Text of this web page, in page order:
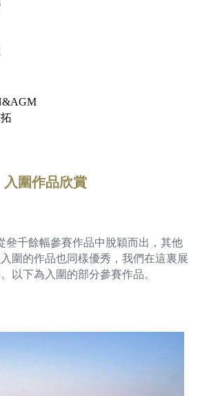
入圍作品欣賞
叄千餘幅參賽作品中脫穎而出，其他
圍的作品也同樣優秀，我們在這裏展
以下為入圍的部分參賽作品。